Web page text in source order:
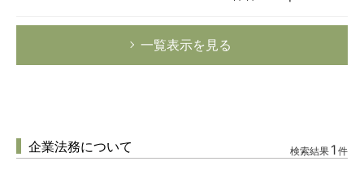
一覧表示を見る
企業法務について 検索結果 1 件